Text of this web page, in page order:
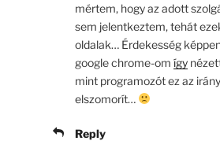
mértem, hogy az adott
sem jelentkeztem, tehát
oldalak… Érdekesség
google chrome-om így
mint programozót ez az
elszomorít…
Reply